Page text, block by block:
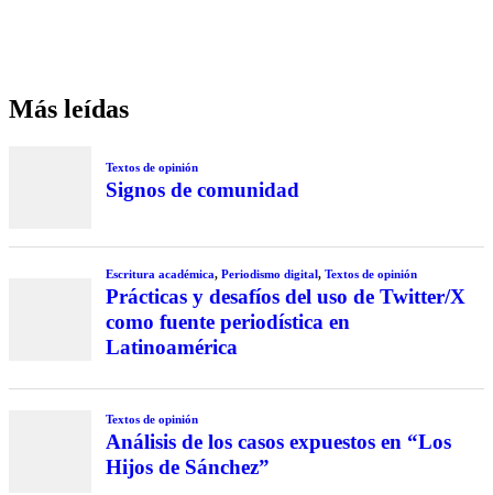
Más leídas
Textos de opinión
Signos de comunidad
Escritura académica, Periodismo digital, Textos de opinión
Prácticas y desafíos del uso de Twitter/X
como fuente periodística en
Latinoamérica
Textos de opinión
Análisis de los casos expuestos en “Los
Hijos de Sánchez”